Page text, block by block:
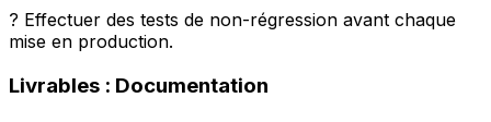
? Effectuer des tests de non-régression avant chaque
mise en production.
Livrables : Documentation